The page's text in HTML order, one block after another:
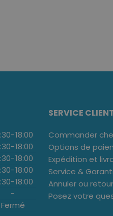
-18:00
-18:00
-18:00
-18:00
-18:00
-
Fermé
SERVICE
Commander
Options de
Expédition et
Service &
Annuler ou
Posez votre